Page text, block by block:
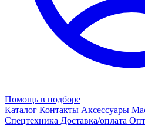
Помощь в подборе
Каталог Контакты Аксессуары
Спецтехника Доставка/оплата Опт